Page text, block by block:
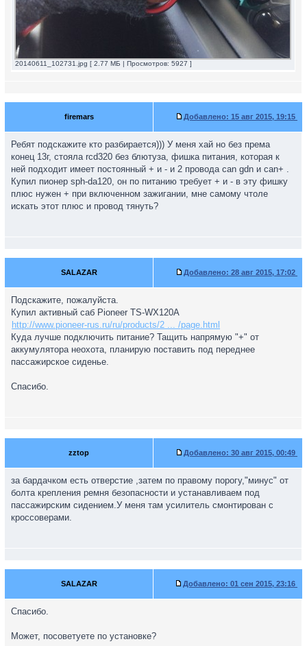
20140611_102731.jpg [ 2.77 МБ | Просмотров: 5927 ]
firemars Добавлено: 15 авг 2015, 19:15
Ребят подскажите кто разбирается))) У меня хай но без према
конец 13г, стояла rcd320 без блютуза, фишка питания, которая к
ней подходит имеет постоянный + и - и 2 провода can gdn и can+ .
Купил пионер sph-da120, он по питанию требует + и - в эту фишку
плюс нужен + при включенном зажигании, мне самому чтоле
искать этот плюс и провод тянуть?
SALAZAR Добавлено: 28 авг 2015, 17:02
Подскажите, пожалуйста.
Купил активный саб Pioneer TS-WX120A
http://www.pioneer-rus.ru/ru/products/2 ... /page.html
Куда лучше подключить питание? Тащить напрямую "+" от
аккумулятора неохота, планирую поставить под переднее
пассажирское сиденье.
Спасибо.
zztop Добавлено: 30 авг 2015, 00:49
за бардачком есть отверстие ,затем по правому порогу,"минус" от
болта крепления ремня безопасности и устанавливаем под
пассажирским сидением.У меня там усилитель смонтирован с
кроссоверами.
SALAZAR Добавлено: 01 сен 2015, 23:16
Спасибо.
Может, посоветуете по установке?